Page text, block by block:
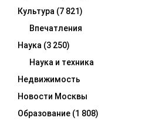
Культура (7 821)
Впечатления
Наука (3 250)
Наука и техника
Недвижимость
Новости Москвы
Образование (1 808)